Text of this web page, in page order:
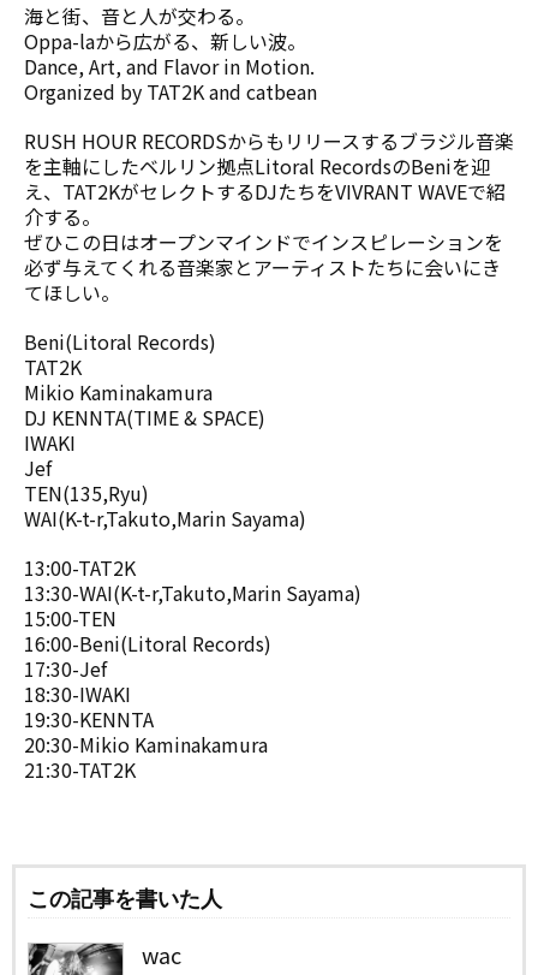
海と街、音と人が交わる。
Oppa-laから広がる、新しい波。
Dance, Art, and Flavor in Motion.
Organized by TAT2K and catbean
RUSH HOUR RECORDSからもリリースするブラジル音楽
を主軸にしたベルリン拠点Litoral RecordsのBeniを迎
え、TAT2KがセレクトするDJたちをVIVRANT WAVEで紹
介する。
ぜひこの日はオープンマインドでインスピレーションを
必ず与えてくれる音楽家とアーティストたちに会いにき
てほしい。
Beni(Litoral Records)
TAT2K
Mikio Kaminakamura
DJ KENNTA(TIME & SPACE)
IWAKI
Jef
TEN(135,Ryu)
WAI(K-t-r,Takuto,Marin Sayama)
13:00-TAT2K
13:30-WAI(K-t-r,Takuto,Marin Sayama)
15:00-TEN
16:00-Beni(Litoral Records)
17:30-Jef
18:30-IWAKI
19:30-KENNTA
20:30-Mikio Kaminakamura
21:30-TAT2K
この記事を書いた人
wac